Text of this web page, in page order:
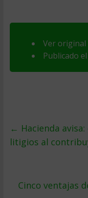
Ver original
Publicado el
← Hacienda
litigios al
Cinco ventajas